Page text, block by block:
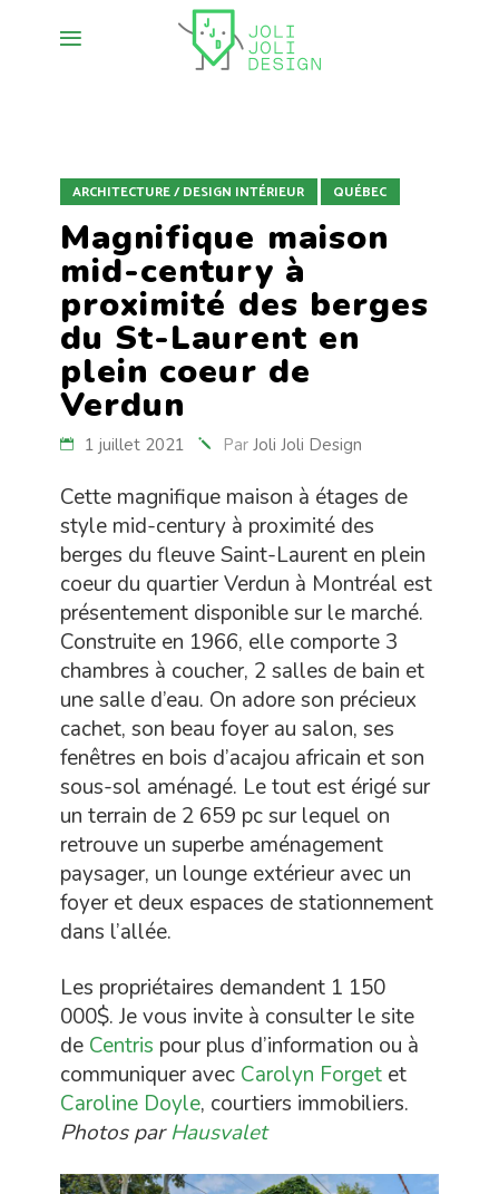
ARCHITECTURE / DESIGN INTÉRIEUR QUÉBEC
Magnifique maison
mid-century à
proximité des berges
du St-Laurent en
plein coeur de
Verdun
1 juillet 2021 Par Joli Joli Design
Cette magnifique maison à étages de
style mid-century à proximité des
berges du fleuve Saint-Laurent en plein
coeur du quartier Verdun à Montréal est
présentement disponible sur le marché.
Construite en 1966, elle comporte 3
chambres à coucher, 2 salles de bain et
une salle d’eau. On adore son précieux
cachet, son beau foyer au salon, ses
fenêtres en bois d’acajou africain et son
sous-sol aménagé. Le tout est érigé sur
un terrain de 2 659 pc sur lequel on
retrouve un superbe aménagement
paysager, un lounge extérieur avec un
foyer et deux espaces de stationnement
dans l’allée.
Les propriétaires demandent 1 150
000$. Je vous invite à consulter le site
de Centris pour plus d’information ou à
communiquer avec Carolyn Forget et
Caroline Doyle, courtiers immobiliers.
Photos par Hausvalet